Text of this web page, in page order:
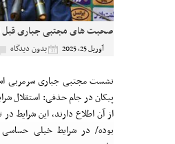
صحبت های مجتبی جباری قبل
آوریل 25, 2025 بدون دیدگاه
نشست مجتبی جباری سرمربی
پیکان در جام حذفی: استقلال
از آن اطلاع دارند، این شرایط در
بوده/ در شرایط خیلی